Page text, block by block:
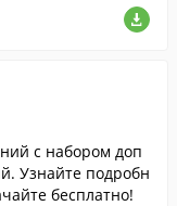
с набором доп
Узнайте подробн
бесплатно!